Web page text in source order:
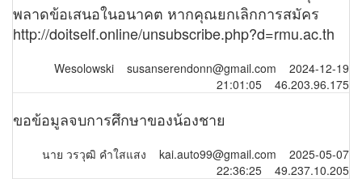
พลาดข้อเสนอในอนาคต หากคุณยกเลิกการสมัคร
http://doitself.online/unsubscribe.php?d=rmu.ac.th
Wesolowski susanserendonn@gmail.com 2024-12-19
21:01:05 46.203.96.175
ขอข้อมูลจบการศึกษาของน้องชาย
นาย วรวุฒิ คำใสแสง kai.auto99@gmail.com 2025-05-07
22:36:25 49.237.10.205